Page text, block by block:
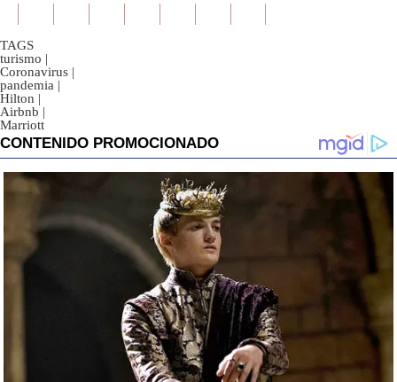
TAGS
turismo |
Coronavirus |
pandemia |
Hilton |
Airbnb |
Marriott